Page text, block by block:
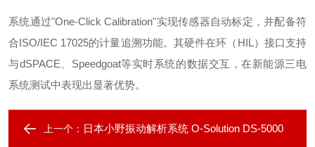
系统通过"One-Click Calibration"实现传感器自动标定，并配备符
合ISO/IEC 17025的计量追溯功能。其硬件在环（HIL）接口支持
与dSPACE、Speedgoat等实时系统的数据交互，在新能源三电
系统测试中表现出显著优势。
上一个： 日本小野振动解析系统 O-Solution DS-5000